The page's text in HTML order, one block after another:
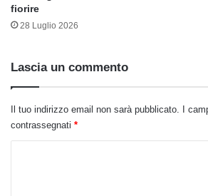
fiorire
28 Luglio 2026
Lascia un commento
Il tuo indirizzo email non sarà pubblicato. I
contrassegnati *